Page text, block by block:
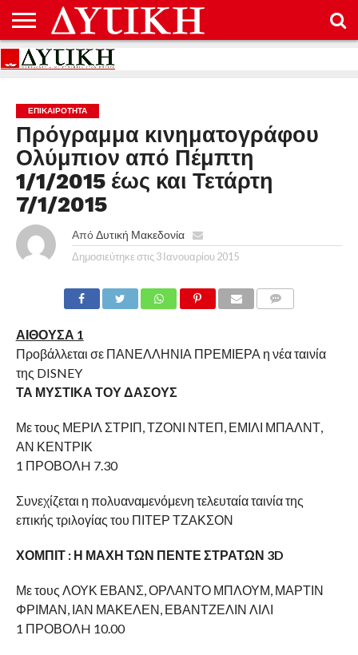
ΑΡΧΙΚΉ
ΕΠΙΚΟΙΝΩΝΊΑ
ΌΡΟΙ
ΠΡΟΣΤΑΣΊΑ
ΕΠΙΚΑΙΡΟΤΗΤΑ
Πρόγραμμα κινηματογράφου
Ολύμπιον από Πέμπτη
1/1/2015 έως και Τετάρτη
7/1/2015
Από Δυτική Μακεδονία
Δημοσιεύτηκε στις 3 Ιανουαρίου 2015
ΑΙΘΟΥΣΑ 1
Προβάλλεται σε ΠΑΝΕΛΛΗΝΙΑ ΠΡΕΜΙΕΡΑ η νέα ταινία
της DISNEY
ΤΑ ΜΥΣΤΙΚΑ ΤΟΥ ΔΑΣΟΥΣ
Με τους ΜΕΡΙΛ ΣΤΡΙΠ, ΤΖΟΝΙ ΝΤΕΠ, ΕΜΙΛΙ ΜΠΑΛΝΤ,
ΑΝ ΚΕΝΤΡΙΚ
1 ΠΡΟΒΟΛH 7.30
Συνεχίζεται η πολυαναμενόμενη τελευταία ταινία της
επικής τριλογίας του ΠΙΤΕΡ ΤΖΑΚΣΟΝ
ΧΟΜΠΙΤ : Η ΜΑΧΗ ΤΩΝ ΠΕΝΤΕ ΣΤΡΑΤΩΝ 3D
Με τους ΛΟΥΚ ΕΒΑΝΣ, ΟΡΛΑΝΤΟ ΜΠΛΟΥΜ, ΜΑΡΤΙΝ
ΦΡΙΜΑΝ, ΙΑΝ ΜΑΚΕΛΕΝ, ΕΒΑΝΤΖΕΛΙΝ ΛΙΛΙ
1 ΠΡΟΒΟΛH 10.00